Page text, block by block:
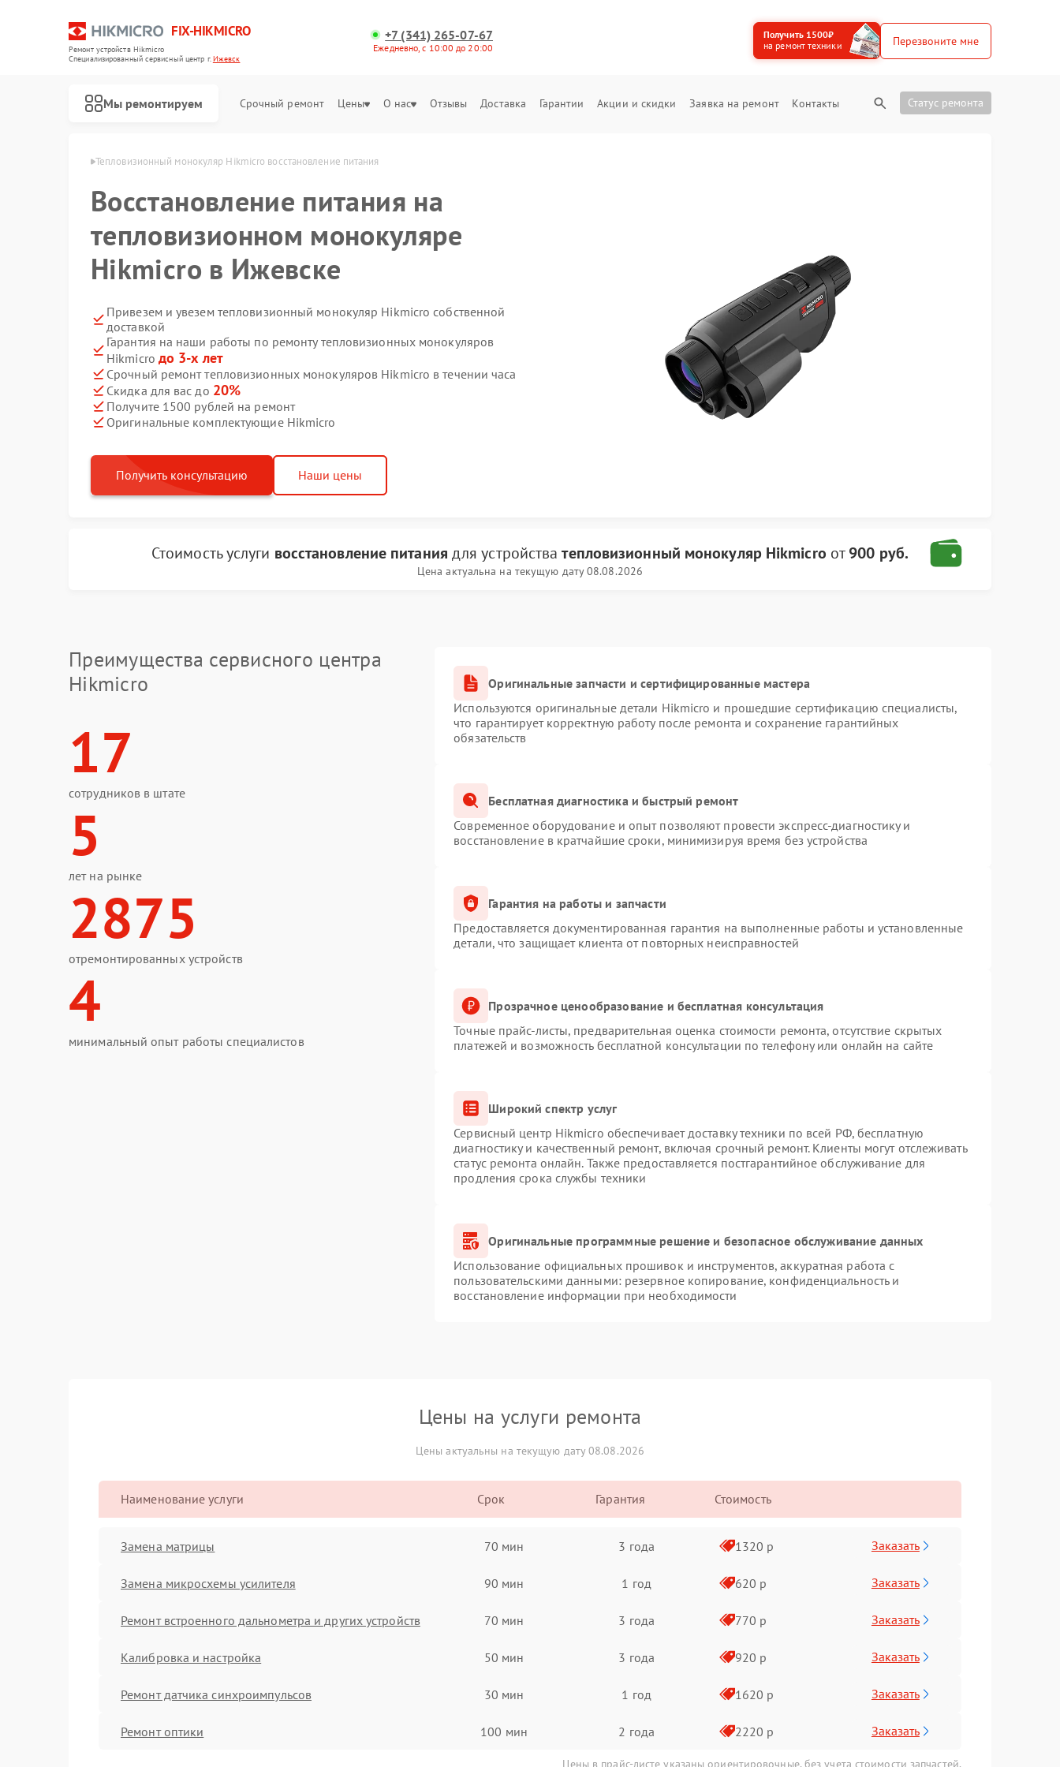
FIX-HIKMICRO
Ремонт устройств Hikmicro
Специализированный cервисный центр г.Ижевск
+7 (341) 265-07-67
Ежедневно, с 10:00 до 20:00
Получить 1500₽
на ремонт техники
Перезвоните мне
Мы ремонтируем Срочный ремонт Цены О нас Отзывы Доставка Гарантии Акции и скидки Заявка на ремонт Контакты Статус ремонта
Тепловизионный монокуляр Hikmicro восстановление питания
Восстановление питания на
тепловизионном монокуляре
Hikmicro в Ижевске
Привезем и увезем тепловизионный монокуляр Hikmicro собственной
доставкой
Гарантия на наши работы по ремонту тепловизионных монокуляров
Hikmicro до 3-х лет
Срочный ремонт тепловизионных монокуляров Hikmicro в течении часа
Скидка для вас до 20%
Получите 1500 рублей на ремонт
Оригинальные комплектующие Hikmicro
Получить консультацию Наши цены
Стоимость услуги восстановление питания для устройстватепловизионный монокуляр Hikmicro от900 руб.
Цена актуальна на текущую дату 08.08.2026
Преимущества сервисного центра
Hikmicro
17
сотрудников в штате
5
лет на рынке
2875
отремонтированных устройств
4
минимальный опыт работы специалистов
Оригинальные запчасти и сертифицированные мастера
Используются оригинальные детали Hikmicro и прошедшие сертификацию специалисты,
что гарантирует корректную работу после ремонта и сохранение гарантийных
обязательств
Бесплатная диагностика и быстрый ремонт
Современное оборудование и опыт позволяют провести экспресс-диагностику и
восстановление в кратчайшие сроки, минимизируя время без устройства
Гарантия на работы и запчасти
Предоставляется документированная гарантия на выполненные работы и установленные
детали, что защищает клиента от повторных неисправностей
Прозрачное ценообразование и бесплатная консультация
Точные прайс-листы, предварительная оценка стоимости ремонта, отсутствие скрытых
платежей и возможность бесплатной консультации по телефону или онлайн на сайте
Широкий спектр услуг
Сервисный центр Hikmicro обеспечивает доставку техники по всей РФ, бесплатную
диагностику и качественный ремонт, включая срочный ремонт. Клиенты могут отслеживать
статус ремонта онлайн. Также предоставляется постгарантийное обслуживание для
продления срока службы техники
Оригинальные программные решение и безопасное обслуживание данных
Использование официальных прошивок и инструментов, аккуратная работа с
пользовательскими данными: резервное копирование, конфиденциальность и
восстановление информации при необходимости
Цены на услуги ремонта
Цены актуальны на текущую дату 08.08.2026
Наименование услуги Срок Гарантия Стоимость
Замена матрицы 70 мин 3 года 1320 р Заказать
Замена микросхемы усилителя 90 мин 1 год 620 р Заказать
Ремонт встроенного дальнометра и других устройств 70 мин 3 года 770 р Заказать
Калибровка и настройка 50 мин 3 года 920 р Заказать
Ремонт датчика синхроимпульсов 30 мин 1 год 1620 р Заказать
Ремонт оптики 100 мин 2 года 2220 р Заказать
Цены в прайс-листе указаны ориентировочные, без учета стоимости запчастей.